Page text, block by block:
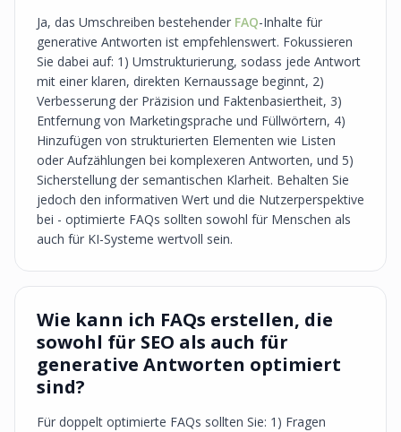
Ja, das Umschreiben bestehender FAQ-Inhalte für
generative Antworten ist empfehlenswert. Fokussieren
Sie dabei auf: 1) Umstrukturierung, sodass jede Antwort
mit einer klaren, direkten Kernaussage beginnt, 2)
Verbesserung der Präzision und Faktenbasiertheit, 3)
Entfernung von Marketingsprache und Füllwörtern, 4)
Hinzufügen von strukturierten Elementen wie Listen
oder Aufzählungen bei komplexeren Antworten, und 5)
Sicherstellung der semantischen Klarheit. Behalten Sie
jedoch den informativen Wert und die Nutzerperspektive
bei - optimierte FAQs sollten sowohl für Menschen als
auch für KI-Systeme wertvoll sein.
Wie kann ich FAQs erstellen, die
sowohl für SEO als auch für
generative Antworten optimiert
sind?
Für doppelt optimierte FAQs sollten Sie: 1) Fragen